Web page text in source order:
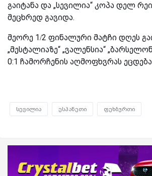
გაიტანა და „სევილია“ კოპა დელ
მეცხრედ გავიდა.
მეორე 1/2 ფინალური მატჩი დღეს
„მესტალიაზე“ „ვალენსია“
0:1 ჩამორჩენის აღმოფხვრას
სევილია ესპანეთი ფეხბურთი